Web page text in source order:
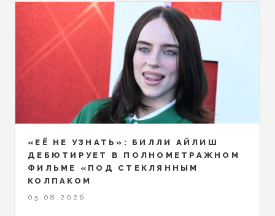
«ЕЁ НЕ УЗНАТЬ»: БИЛЛИ АЙЛИШ
ДЕБЮТИРУЕТ В ПОЛНОМЕТРАЖНОМ
ФИЛЬМЕ «ПОД СТЕКЛЯННЫМ
КОЛПАКОМ
05.08.2026